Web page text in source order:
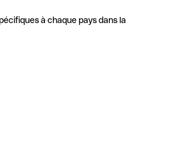
à chaque pays dans la